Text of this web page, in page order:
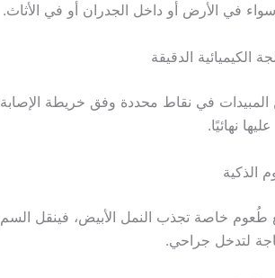
سواء في الأرض أو داخل الجدران أو في الأثاث.
المبيدات في نقاط محددة وفق خريطة
نهائيًا.
خاصة تجذب النمل الأبيض، فينقل السم
لتدخل جراحي.